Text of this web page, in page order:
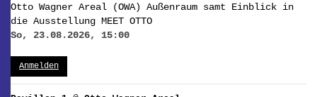
Otto Wagner Areal (OWA) Außenraum samt Einblick in
die Ausstellung MEET OTTO
So, 23.08.2026, 15:00
Anmelden